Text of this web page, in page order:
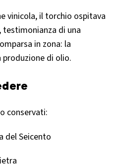
vinicola, il torchio ospitava
di una
in zona: la
produzione di olio.
conservati:
del Seicento